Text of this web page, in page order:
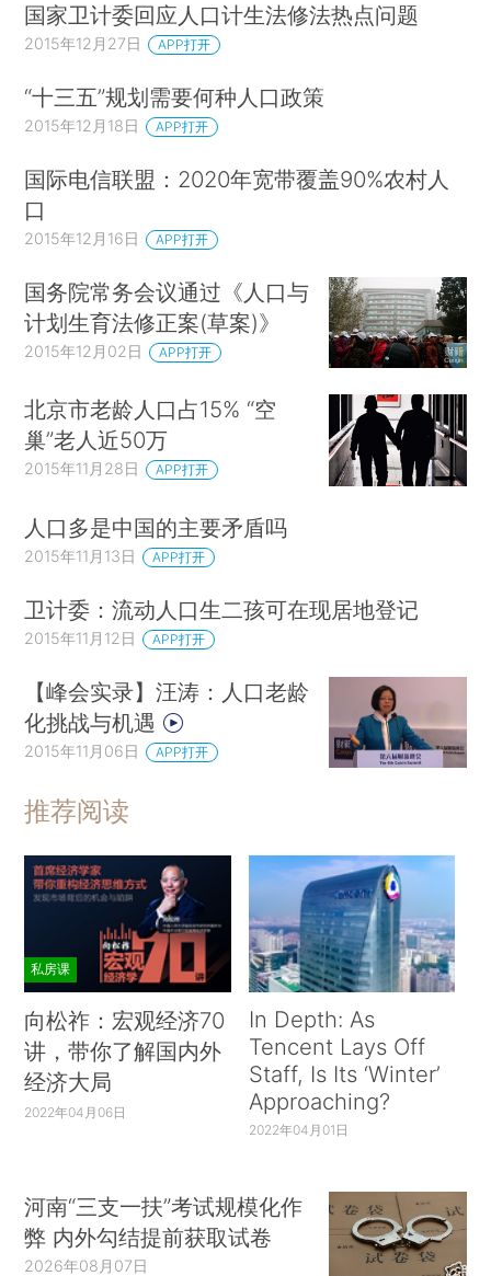
国家卫计委回应人口计生法修法热点问题
2015年12月27日 APP打开
“十三五”规划需要何种人口政策
2015年12月18日 APP打开
国际电信联盟：2020年宽带覆盖90%农村人
口
2015年12月16日 APP打开
国务院常务会议通过《人口与
计划生育法修正案(草案)》
2015年12月02日 APP打开
北京市老龄人口占15% “空
巢”老人近50万
2015年11月28日 APP打开
人口多是中国的主要矛盾吗
2015年11月13日 APP打开
卫计委：流动人口生二孩可在现居地登记
2015年11月12日 APP打开
【峰会实录】汪涛：人口老龄
化挑战与机遇
2015年11月06日 APP打开
推荐阅读
私房课
向松祚：宏观经济70
讲，带你了解国内外
经济大局
2022年04月06日
In Depth: As
Tencent Lays Off
Staff, Is Its ‘Winter’
Approaching?
2022年04月01日
河南“三支一扶”考试规模化作
弊 内外勾结提前获取试卷
2026年08月07日